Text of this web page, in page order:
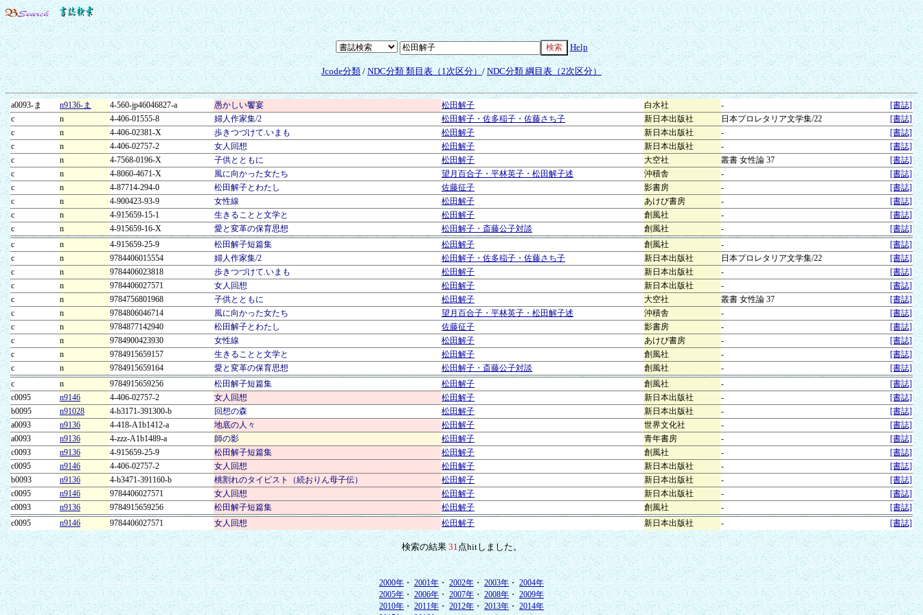
Help
Jcode分類/NDC分類 類目表（1次区分）/NDC分類 綱目表（2次区分）
a0093-ま n9136-ま 4-560-jp46046827-a 愚かしい饗宴 松田解子 白水社 -
[書誌]
c
n 4-406-01555-8 婦人作家集/2 松田解子・佐多稲子・佐藤さち子 新日本出版社 日本プロレタリア文学集/22
[書誌]
c
n 4-406-02381-X 歩きつづけて.いまも 松田解子 新日本出版社 -
[書誌]
c
n 4-406-02757-2 女人回想 松田解子 新日本出版社 -
[書誌]
c
n 4-7568-0196-X 子供とともに 松田解子 大空社 叢書 女性論 37
[書誌]
c
n 4-8060-4671-X 風に向かった女たち 望月百合子・平林英子・松田解子述 沖積舎 -
[書誌]
c
n 4-87714-294-0 松田解子とわたし 佐藤征子 影書房 -
[書誌]
c
n 4-900423-93-9 女性線 松田解子 あけび書房 -
[書誌]
c
n 4-915659-15-1 生きることと文学と 松田解子 創風社 -
[書誌]
c
n 4-915659-16-X 愛と変革の保育思想 松田解子・斎藤公子対談 創風社 -
[書誌]
c
n 4-915659-25-9 松田解子短篇集 松田解子 創風社 -
[書誌]
c
n 9784406015554 婦人作家集/2 松田解子・佐多稲子・佐藤さち子 新日本出版社 日本プロレタリア文学集/22
[書誌]
c
n 9784406023818 歩きつづけて.いまも 松田解子 新日本出版社 -
[書誌]
c
n 9784406027571 女人回想 松田解子 新日本出版社 -
[書誌]
c
n 9784756801968 子供とともに 松田解子 大空社 叢書 女性論 37
[書誌]
c
n 9784806046714 風に向かった女たち 望月百合子・平林英子・松田解子述 沖積舎 -
[書誌]
c
n 9784877142940 松田解子とわたし 佐藤征子 影書房 -
[書誌]
c
n 9784900423930 女性線 松田解子 あけび書房 -
[書誌]
c
n 9784915659157 生きることと文学と 松田解子 創風社 -
[書誌]
c
n 9784915659164 愛と変革の保育思想 松田解子・斎藤公子対談 創風社 -
[書誌]
c
n 9784915659256 松田解子短篇集 松田解子 創風社 -
[書誌]
c0095
n9146 4-406-02757-2 女人回想 松田解子 新日本出版社 -
[書誌]
b0095
n91028 4-b3171-391300-b 回想の森 松田解子 新日本出版社 -
[書誌]
a0093
n9136 4-418-A1b1412-a 地底の人々 松田解子 世界文化社 -
[書誌]
a0093
n9136 4-zzz-A1b1489-a 師の影 松田解子 青年書房 -
[書誌]
c0093
n9136 4-915659-25-9 松田解子短篇集 松田解子 創風社 -
[書誌]
c0095
n9146 4-406-02757-2 女人回想 松田解子 新日本出版社 -
[書誌]
b0093
n9136 4-b3471-391160-b 桃割れのタイピスト（続おりん母子伝） 松田解子 新日本出版社 -
[書誌]
c0095
n9146 9784406027571 女人回想 松田解子 新日本出版社 -
[書誌]
c0093
n9136 9784915659256 松田解子短篇集 松田解子 創風社 -
[書誌]
c0095
n9146 9784406027571 女人回想 松田解子 新日本出版社 - [書誌]
検索の結果31点hitしました。
2000年・2001年・ 2002年・2003年・2004年
2005年・2006年・2007年・2008年・2009年
2010年・2011年・2012年・2013年・2014年